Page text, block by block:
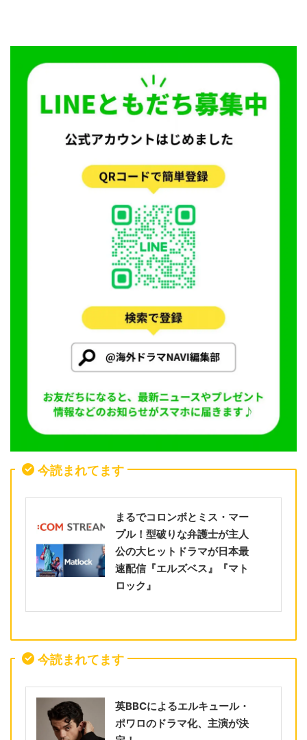
今読まれてます
まるでコロンボとミス・マー
プル！型破りな弁護士が主人
公の大ヒットドラマが日本最
速配信『エルズベス』『マト
ロック』
今読まれてます
英BBCによるエルキュール・
ポワロのドラマ化、主演が決